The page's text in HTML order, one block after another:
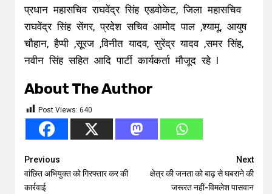
प्रधान महासचिव राघवेंद्र सिंह एडवोकेट, जिला महासचिव
राघवेंद्र सिंह सेंगर, प्रदेश सचिव आमोद पाल ,श्यामू, आयुष
चौहान, हैप्पी ,सूरज ,विनीत यादव, सुरेंद्र यादव ,समर सिंह,
नवीन सिंह सहित आदि पार्टी कार्यकर्ता मौजूद रहे l
About The Author
Post Views: 640
Continue
Reading
Previous
वांछित अभियुक्त को गिरफ्तार कर की
कार्रवाई
Next
क्षेत्र की जनता को बाढ़ से घबराने की
जरूरत नहीं-विमलेश पासवान